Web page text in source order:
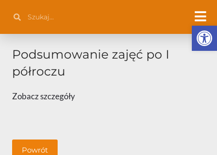
treści
Podsumowanie zajęć po I
półroczu
Zobacz szczegóły
Powrót